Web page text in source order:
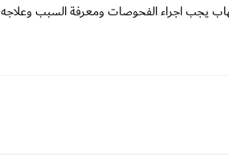
يجب اجراء الفحوصات ومعرفة السبب وعلاجه